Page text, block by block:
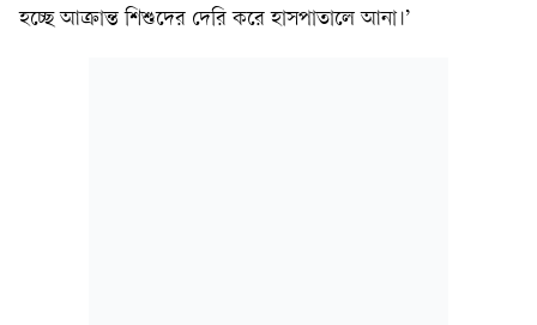
হচ্ছে আক্রান্ত শিশুদের দেরি করে হাসপাতালে আনা।’